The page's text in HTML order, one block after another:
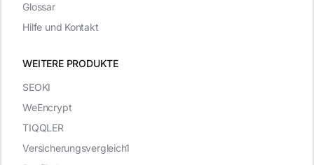
WEITERE PRODUKTE
Glossar
Hilfe und Kontakt
SEOKI
WeEncrypt
TIQQLER
Versicherungsvergleich1